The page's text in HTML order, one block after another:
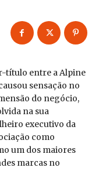
título entre a Alpine
sensação no
do negócio,
na sua
executivo da
como
um dos maiores
marcas no